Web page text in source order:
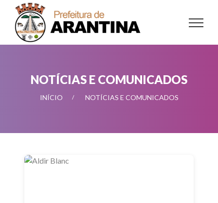
NOTÍCIAS E COMUNICADOS
INÍCIO NOTÍCIAS E COMUNICADOS